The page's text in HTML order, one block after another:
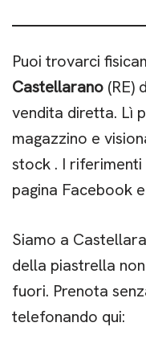
Puoi trovarci
Castellarano (RE)
vendita diretta. Lì
magazzino e
stock . I
pagina Facebook
Siamo a
della piastrella
fuori. Prenota
telefonando qui: